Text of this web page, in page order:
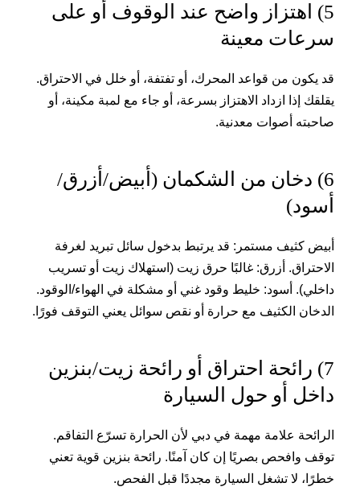
5) اهتزاز واضح عند الوقوف أو على
سرعات معينة
قد يكون من قواعد المحرك، أو تفتفة، أو خلل في الاحتراق.
يقلقك إذا ازداد الاهتزاز بسرعة، أو جاء مع لمبة مكينة، أو
صاحبته أصوات معدنية.
6) دخان من الشكمان (أبيض/أزرق/
أسود)
أبيض كثيف مستمر: قد يرتبط بدخول سائل تبريد لغرفة
الاحتراق. أزرق: غالبًا حرق زيت (استهلاك زيت أو تسريب
داخلي). أسود: خليط وقود غني أو مشكلة في الهواء/الوقود.
الدخان الكثيف مع حرارة أو نقص سوائل يعني التوقف فورًا.
7) رائحة احتراق أو رائحة زيت/بنزين
داخل أو حول السيارة
الرائحة علامة مهمة في دبي لأن الحرارة تسرّع التفاقم.
توقف وافحص بصريًا إن كان آمنًا. رائحة بنزين قوية تعني
خطرًا، لا تشغل السيارة مجددًا قبل الفحص.